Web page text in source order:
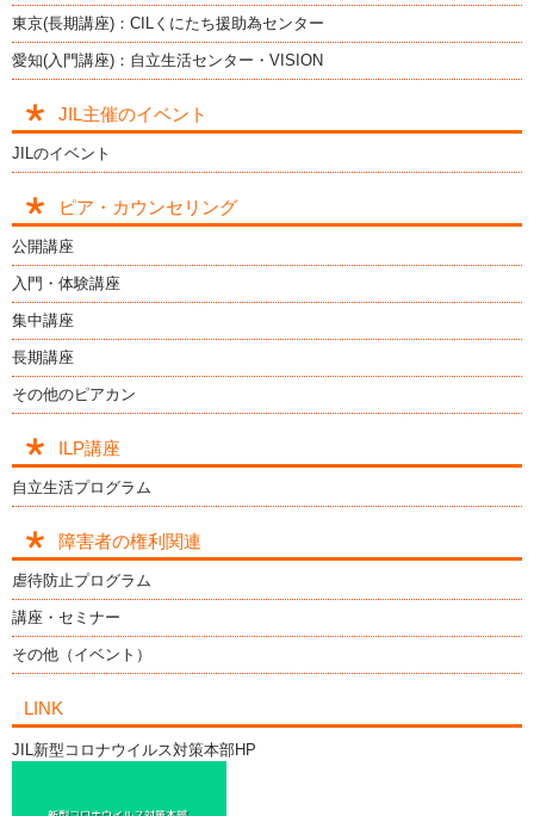
東京(長期講座)：CILくにたち援助為センター
愛知(入門講座)：自立生活センター・VISION
JIL主催のイベント
JILのイベント
ピア・カウンセリング
公開講座
入門・体験講座
集中講座
長期講座
その他のピアカン
ILP講座
自立生活プログラム
障害者の権利関連
虐待防止プログラム
講座・セミナー
その他（イベント）
LINK
JIL新型コロナウイルス対策本部HP